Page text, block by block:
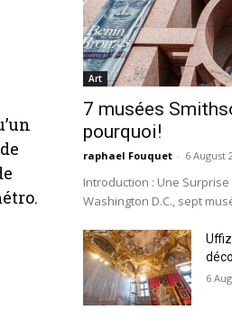
Art
7 musées
pourquoi!
raphael Fouquet - 6 August
Introduction : Une
Washington D.C., sept
6